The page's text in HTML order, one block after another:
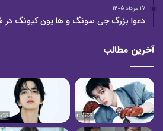
17 مرداد 1405
دعوا بزرگ جی سونگ و ها یون کیونگ در
آخرین مطالب